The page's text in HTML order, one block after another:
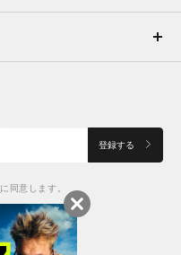
登録する
に同意します。